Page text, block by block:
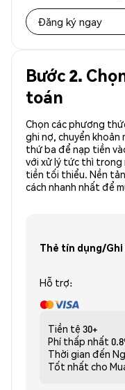
Đăng ký ngay
Bước 2.
toán
Chọn các phương
ghi nợ, chuyển khoản
thứ ba để nạp tiền
với xử lý tức thì trong
tiền tối thiểu. Nền
cách nhanh nhất để
Thẻ tín dụng/Ghi
Hỗ trợ:
Tiền tệ 30+
Phí thấp nhất
Thời gian đến
Tốt nhất cho